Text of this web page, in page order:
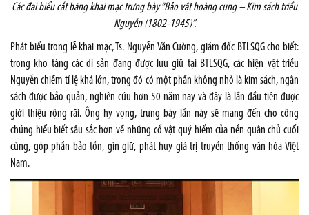
Các đại biểu cắt băng khai mạc trưng bày “Bảo vật hoàng cung – Kim sách triều
Nguyễn (1802-1945)”.
Phát biểu trong lễ khai mạc, Ts. Nguyễn Văn Cường, giám đốc BTLSQG cho biết:
trong kho tàng các di sản đang được lưu giữ tại BTLSQG, các hiện vật triều
Nguyễn chiếm tỉ lệ khá lớn, trong đó có một phần không nhỏ là kim sách, ngân
sách được bảo quản, nghiên cứu hơn 50 năm nay và đây là lần đầu tiên được
giới thiệu rộng rãi. Ông hy vọng, trưng bày lần này sẽ mang đến cho công
chúng hiểu biết sâu sắc hơn về những cổ vật quý hiếm của nền quân chủ cuối
cùng, góp phần bảo tồn, gìn giữ, phát huy giá trị truyền thống văn hóa Việt
Nam.